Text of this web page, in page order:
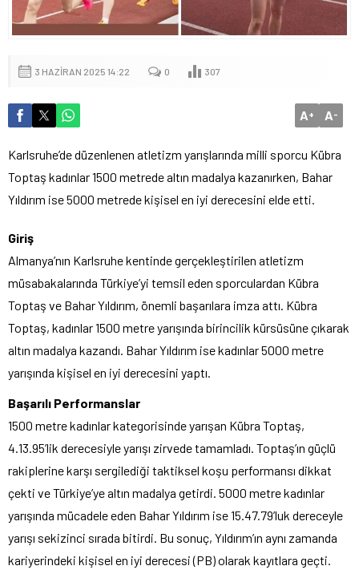
3 HAZIRAN 2025 14:22 0 307
A+ A-
Karlsruhe’de düzenlenen atletizm yarışlarında milli sporcu Kübra
Toptaş kadınlar 1500 metrede altın madalya kazanırken, Bahar
Yıldırım ise 5000 metrede kişisel en iyi derecesini elde etti.
Giriş
Almanya’nın Karlsruhe kentinde gerçekleştirilen atletizm
müsabakalarında Türkiye’yi temsil eden sporculardan Kübra
Toptaş ve Bahar Yıldırım, önemli başarılara imza attı. Kübra
Toptaş, kadınlar 1500 metre yarışında birincilik kürsüsüne çıkarak
altın madalya kazandı. Bahar Yıldırım ise kadınlar 5000 metre
yarışında kişisel en iyi derecesini yaptı.
Başarılı Performanslar
1500 metre kadınlar kategorisinde yarışan Kübra Toptaş,
4.13.95’lik derecesiyle yarışı zirvede tamamladı. Toptaş’ın güçlü
rakiplerine karşı sergilediği taktiksel koşu performansı dikkat
çekti ve Türkiye’ye altın madalya getirdi. 5000 metre kadınlar
yarışında mücadele eden Bahar Yıldırım ise 15.47.79’luk dereceyle
yarışı sekizinci sırada bitirdi. Bu sonuç, Yıldırım’ın aynı zamanda
kariyerindeki kişisel en iyi derecesi (PB) olarak kayıtlara geçti.